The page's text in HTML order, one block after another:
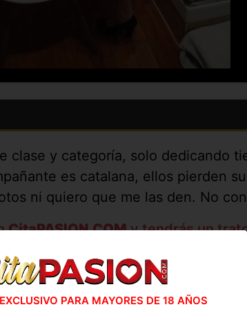
clase y categoría, solo dedicando
es catalana, ellos pierden
ni quiero que me las den. No
CitaPASION.COMy tendrás un
casa Actividades al aire
PARA MAYORES DE 18 AÑOS